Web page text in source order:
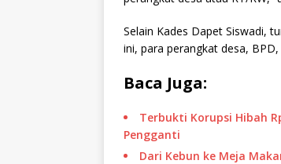
Selain Kades Dapet Siswadi,
ini, para perangkat desa,
Baca Juga:
Terbukti Korupsi Hibah
Pengganti
Dari Kebun ke Meja